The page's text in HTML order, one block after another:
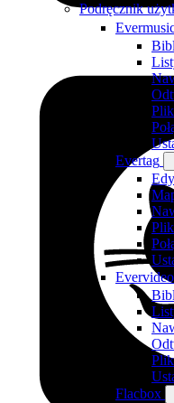
Podręcznik
Evertag
Evervideo
Flacbox